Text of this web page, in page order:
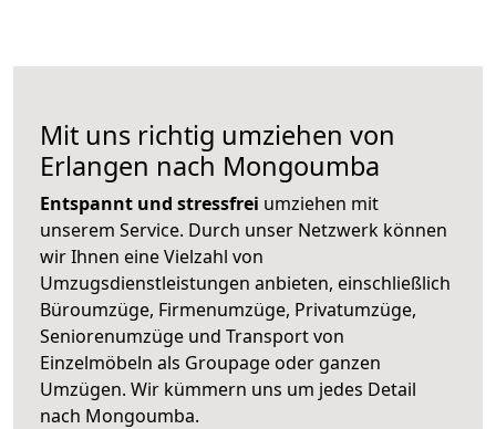
Mit uns richtig umziehen von
Erlangen nach Mongoumba
Entspannt und stressfrei umziehen mit
unserem Service. Durch unser Netzwerk können
wir Ihnen eine Vielzahl von
Umzugsdienstleistungen anbieten, einschließlich
Büroumzüge, Firmenumzüge, Privatumzüge,
Seniorenumzüge und Transport von
Einzelmöbeln als Groupage oder ganzen
Umzügen. Wir kümmern uns um jedes Detail
nach Mongoumba.